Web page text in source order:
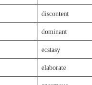
discontent
dominant
ecstasy
elaborate